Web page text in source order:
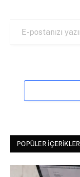
E-postanızı yazın…
POPÜLER İÇERIKLER